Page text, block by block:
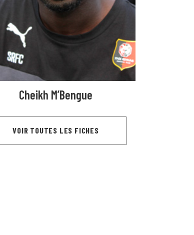
Cheikh M’Bengue
VOIR TOUTES LES FICHES